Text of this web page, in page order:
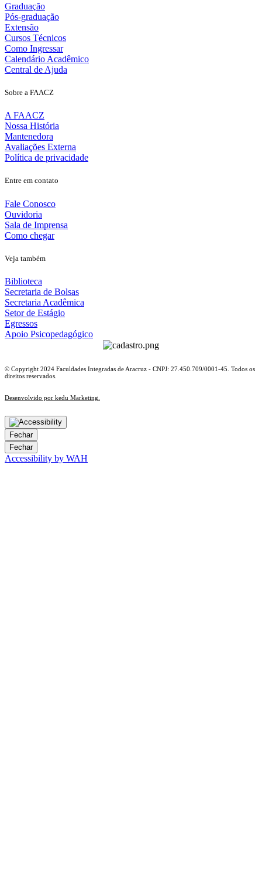
Graduação
Pós-graduação
Extensão
Cursos Técnicos
Como Ingressar
Calendário Acadêmico
Central de Ajuda
Sobre a FAACZ
A FAACZ
Nossa História
Mantenedora
Avaliações Externa
Política de privacidade
Entre em contato
Fale Conosco
Ouvidoria
Sala de Imprensa
Como chegar
Veja também
Biblioteca
Secretaria de Bolsas
Secretaria Acadêmica
Setor de Estágio
Egressos
Apoio Psicopedagógico
© Copyright 2024 Faculdades Integradas de Aracruz - CNPJ: 27.450.709/0001-45. Todos os
direitos reservados.
Desenvolvido por kedu Marketing.
Fechar
Fechar
Accessibility by WAH